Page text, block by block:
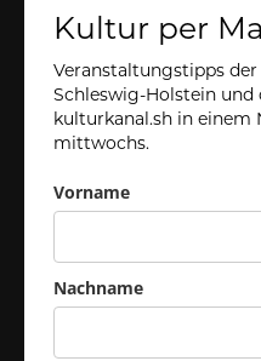
Kultur per
Veranstaltungstipps
Schleswig-Holstein und
kulturkanal.sh in einem
mittwochs.
Vorname
Nachname